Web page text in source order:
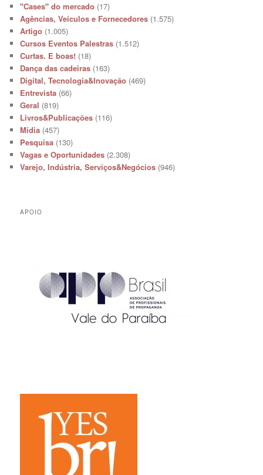
"Cases" do mercado (17)
Agências, Veículos e Fornecedores (1.575)
Artigo (1.005)
Cursos Eventos Palestras (1.512)
Curtas. E boas! (18)
Dança das cadeiras (163)
Digital, Tecnologia&Inovação (469)
Entrevista (66)
Geral (819)
Livros&Publicações (116)
Mídia (457)
Pesquisa (130)
Vagas e Oportunidades (2.308)
Varejo, Indústria, Serviços&Negócios (946)
APOIO